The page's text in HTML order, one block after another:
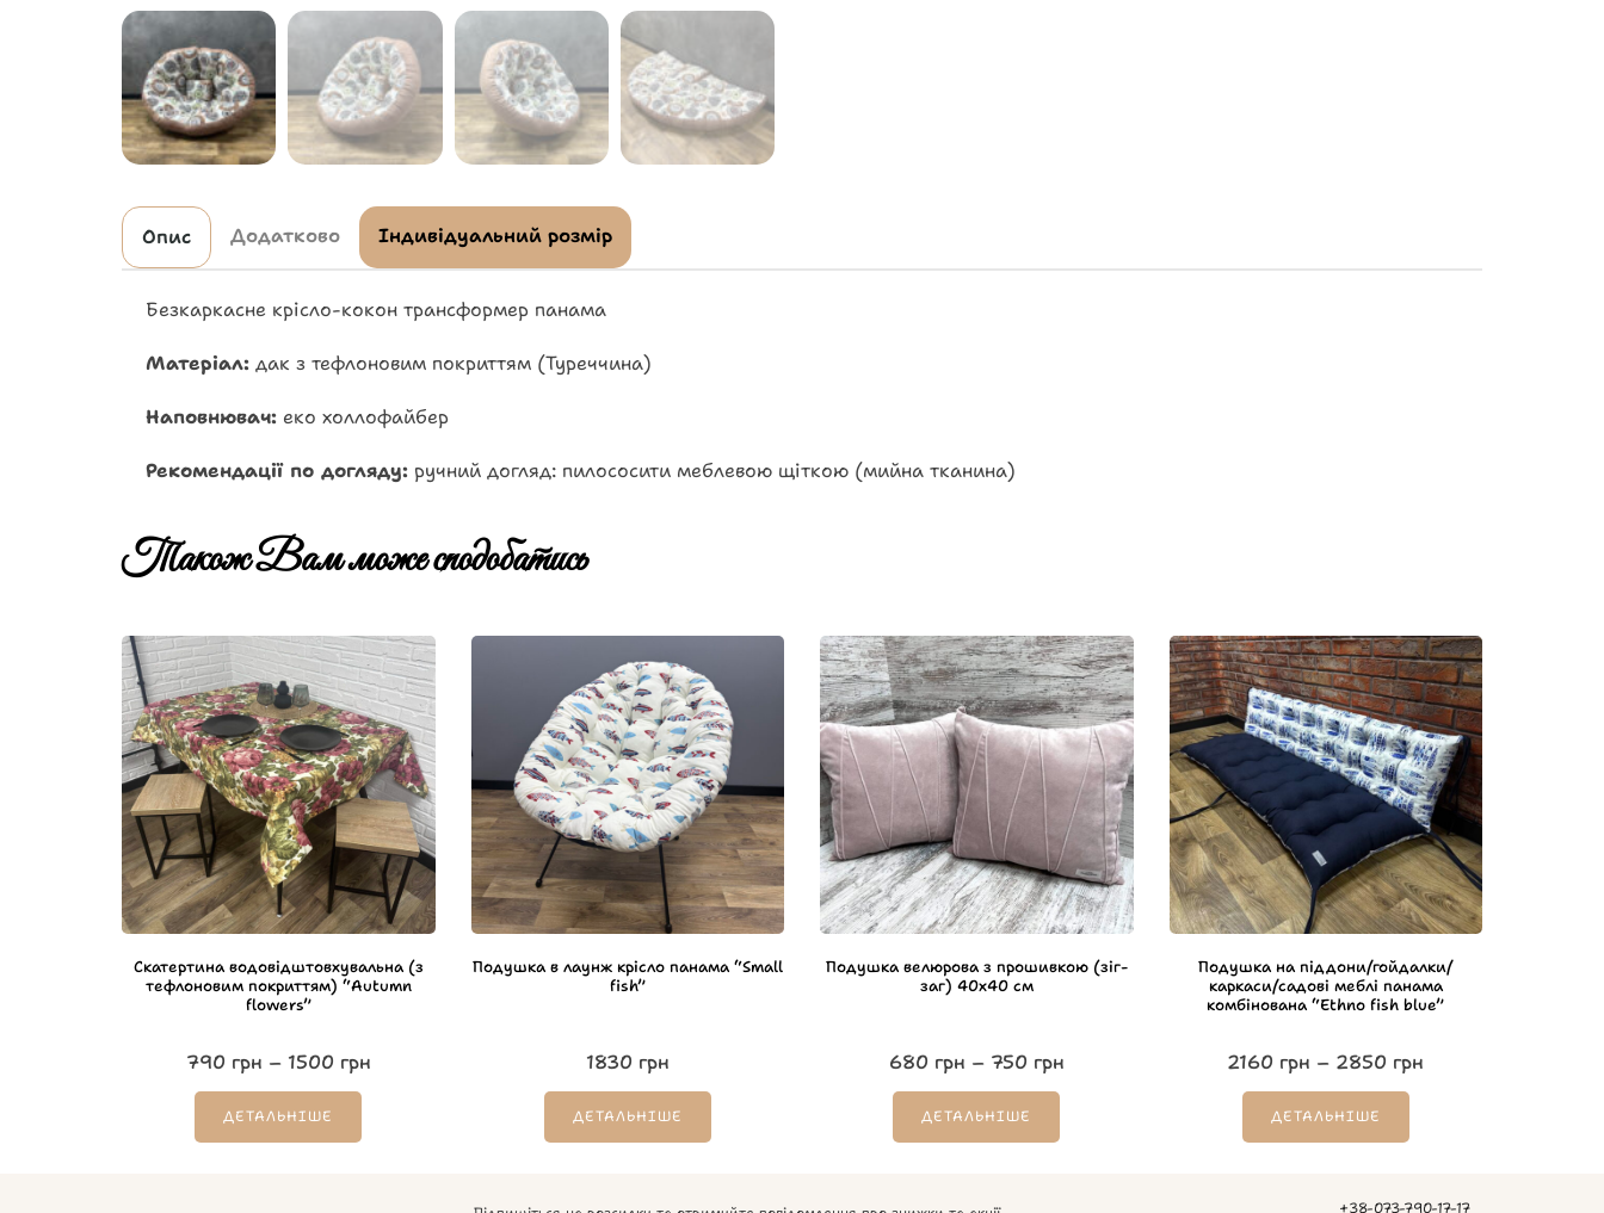
Опис Додатково Індивідуальний розмір
Безкаркасне крісло-кокон трансформер панама
Матеріал: дак з тефлоновим покриттям (Туреччина)
Наповнювач: еко холлофайбер
Рекомендації по догляду: ручний догляд: пилососити меблевою щіткою (мийна тканина)
Також Вам може сподобатись
Скатертина водовідштовхувальна (з
тефлоновим покриттям) “Autumn
flowers”
790 грн – 1500 грн
ДЕТАЛЬНІШЕ
Подушка в лаунж крісло панама “Small
fish”
1830 грн
ДЕТАЛЬНІШЕ
Подушка велюрова з прошивкою (зіг-
заг) 40х40 см
680 грн – 750 грн
ДЕТАЛЬНІШЕ
Подушка на піддони/гойдалки/
каркаси/садові меблі панама
комбінована “Ethno fish blue”
2160 грн – 2850 грн
ДЕТАЛЬНІШЕ
+38-073-790-17-17